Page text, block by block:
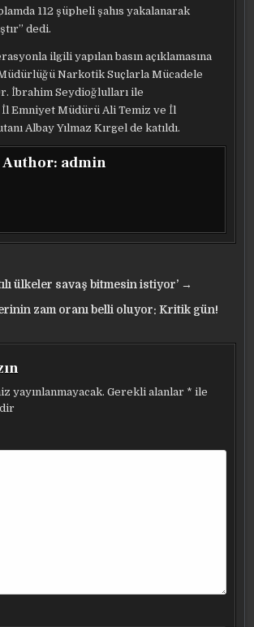
112 şüpheli şahıs yakalanarak
dedi.
ilgili yapılan basın açıklamasına
Narkotik Suçlarla Mücadele
İbrahim Seydioğlulları ile
Emniyet Müdürü Ali Temiz ve İl
Albay Yılmaz Kırgel de katıldı.
Author: admin
ülkeler savaş bitmesin istiyor’ →
zam oranı belli oluyor: Kritik gün!
yayınlanmayacak. Gerekli alanlar * ile